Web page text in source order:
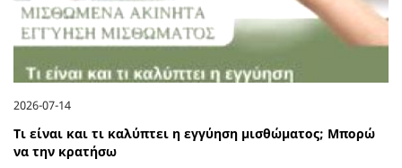
2026-07-14
Τι είναι και τι καλύπτει η εγγύηση μισθώματος; Μπορώ
να την κρατήσω